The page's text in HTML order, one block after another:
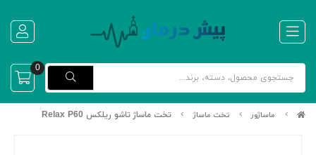
0
ماساژور تخت ماساژ تخت ماساژ تاشو ریلکس Relax P60